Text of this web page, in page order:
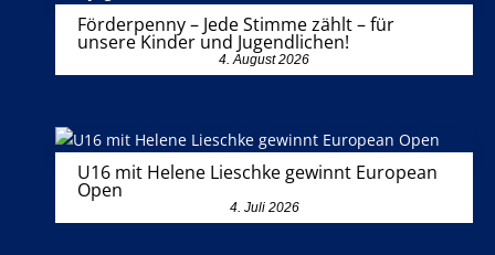
Förderpenny – Jede Stimme zählt – für
unsere Kinder und Jugendlichen!
4. August 2026
U16 mit Helene Lieschke gewinnt European
Open
4. Juli 2026